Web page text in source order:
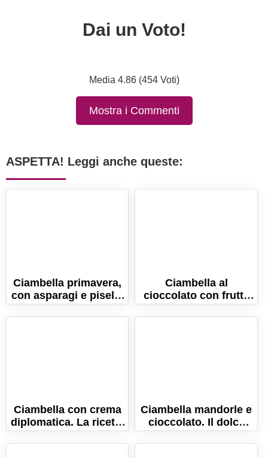
Dai un Voto!
Media 4.86 (454 Voti)
Mostra i Commenti
ASPETTA! Leggi anche queste:
Ciambella primavera,
con asparagi e piselli,
prosciutto e
scamorza!
Ciambella al
cioccolato con frutta
secca, morbida e
gustosa!
Ciambella con crema
diplomatica. La ricetta
del dolce soffice e
umido!
Ciambella mandorle e
cioccolato. Il dolce
ideale per la
colazione!